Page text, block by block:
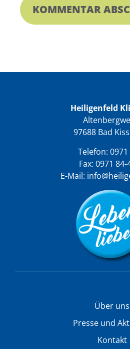
Heiligenfeld
97688 Bad
Telefon: 0971
Fax: 0971 84-
E-Mail:
Über uns
Presse und
Kontakt